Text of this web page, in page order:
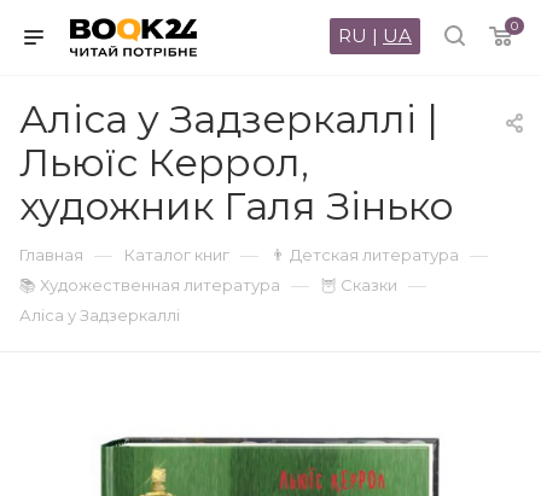
0
RU | UA
Аліса у Задзеркаллі |
Льюїс Керрол,
художник Галя Зінько
Главная — Каталог книг — 👨 Детская литература —
📚 Художественная литература — 🦉 Сказки —
Аліса у Задзеркаллі